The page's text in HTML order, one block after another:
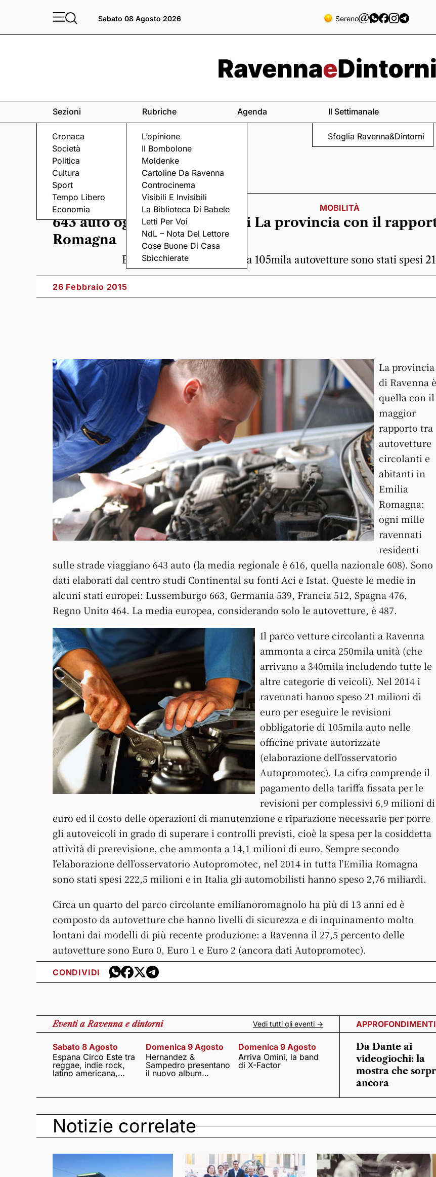
Sabato 08 Agosto 2026 Sereno
Sezioni
Cronaca
Società
Politica
Cultura
Sport
Tempo Libero
Economia
Rubriche
L’opinione
Il Bombolone
Moldenke
Cartoline Da Ravenna
Controcinema
Visibili E Invisibili
La Biblioteca Di Babele
Letti Per Voi
NdL – Nota Del Lettore
Cose Buone Di Casa
Sbicchierate
Agenda Il Settimanale
Sfoglia Ravenna&Dintorni
MOBILITÀ
643 auto ogni mille ravennati La provincia con il
Romagna
E nel 2014 per le revisioni a 105mila autovetture sono stati spesi
26 Febbraio 2015
La provincia
di Ravenna è
quella con il
maggior
rapporto tra
autovetture
circolanti e
abitanti in
Emilia
Romagna:
ogni mille
ravennati
residenti
sulle strade viaggiano 643 auto (la media regionale è 616, quella nazionale 608). Sono
dati elaborati dal centro studi Continental su fonti Aci e Istat. Queste le medie in
alcuni stati europei: Lussemburgo 663, Germania 539, Francia 512, Spagna 476,
Regno Unito 464. La media europea, considerando solo le autovetture, è 487.
Il parco vetture circolanti a Ravenna
ammonta a circa 250mila unità (che
arrivano a 340mila includendo tutte le
altre categorie di veicoli). Nel 2014 i
ravennati hanno speso 21 milioni di
euro per eseguire le revisioni
obbligatorie di 105mila auto nelle
officine private autorizzate
(elaborazione dell’osservatorio
Autopromotec). La cifra comprende il
pagamento della tariffa fissata per le
revisioni per complessivi 6,9 milioni di
euro ed il costo delle operazioni di manutenzione e riparazione necessarie per porre
gli autoveicoli in grado di superare i controlli previsti, cioè la spesa per la cosiddetta
attività di prerevisione, che ammonta a 14,1 milioni di euro. Sempre secondo
l’elaborazione dell’osservatorio Autopromotec, nel 2014 in tutta l’Emilia Romagna
sono stati spesi 222,5 milioni e in Italia gli automobilisti hanno speso 2,76 miliardi.
Circa un quarto del parco circolante emilianoromagnolo ha più di 13 anni ed è
composto da autovetture che hanno livelli di sicurezza e di inquinamento molto
lontani dai modelli di più recente produzione: a Ravenna il 27,5 percento delle
autovetture sono Euro 0, Euro 1 e Euro 2 (ancora dati Autopromotec).
CONDIVIDI
Eventia Ravenna e dintorni Vedi tutti gli eventi ->
Sabato 8 Agosto
Espana Circo Este tra
reggae, indie rock,
latino americana,
Domenica 9 Agosto
Hernandez &
Sampedro presentano
il nuovo album
Domenica 9 Agosto
Arriva Omini, la band
di X-Factor
APPROFONDIMENTI
Da Dante ai
videogiochi: la
mostra che
ancora
Notizie correlate